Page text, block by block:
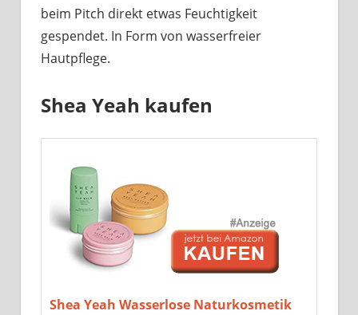
beim Pitch direkt etwas Feuchtigkeit
gespendet. In Form von wasserfreier
Hautpflege.
Shea Yeah kaufen
Shea Yeah Wasserlose Naturkosmetik